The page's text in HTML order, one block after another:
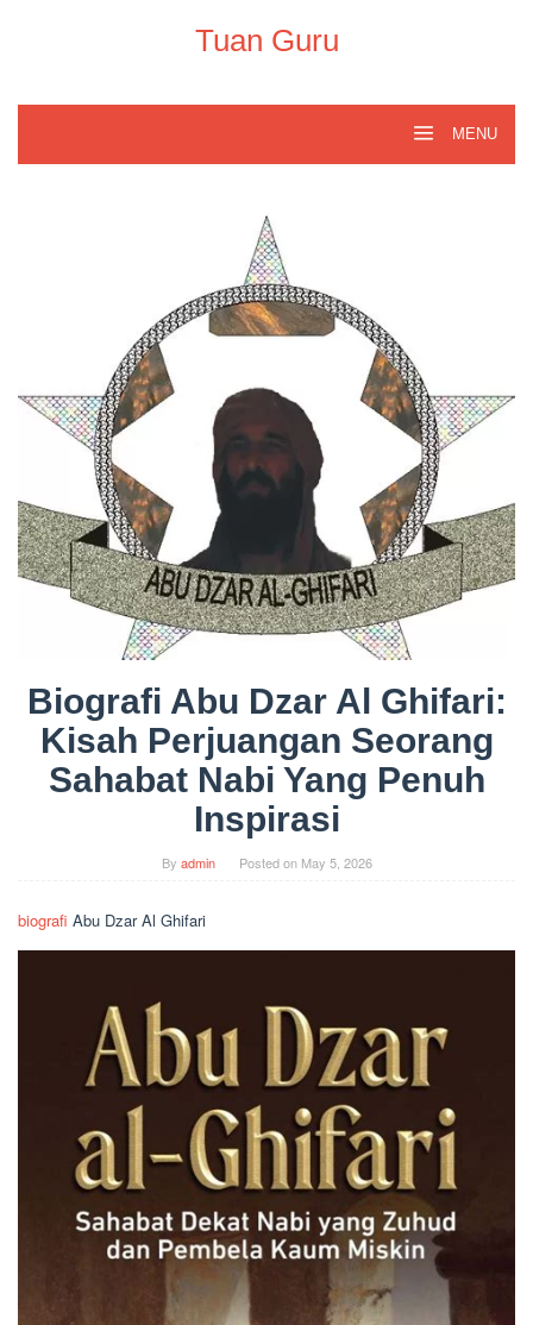
Tuan Guru
MENU
Biografi Abu Dzar Al Ghifari:
Kisah Perjuangan Seorang
Sahabat Nabi Yang Penuh
Inspirasi
By admin Posted on May 5, 2026
biografi Abu Dzar Al Ghifari